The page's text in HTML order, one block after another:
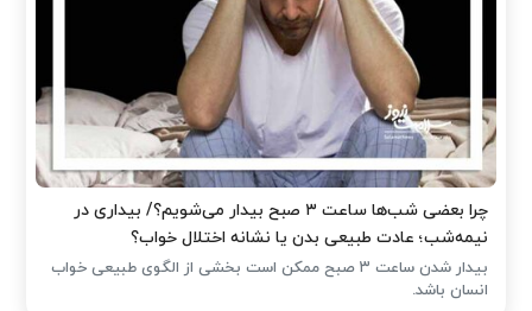
چرا بعضی شب‌ها ساعت ۳ صبح بیدار می‌شویم؟/ بیداری در
نیمه‌شب؛ عادت طبیعی بدن یا نشانه اختلال خواب؟
بیدار شدن ساعت ۳ صبح ممکن است بخشی از الگوی طبیعی خواب
انسان باشد.